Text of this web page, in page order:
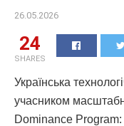
26.05.2026
24
SHARES
Українська
учасником
Dominance